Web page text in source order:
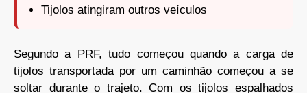
Tijolos atingiram outros veículos
Segundo a PRF, tudo começou quando a carga de
tijolos transportada por um caminhão começou a se
soltar durante o trajeto. Com os tijolos espalhados